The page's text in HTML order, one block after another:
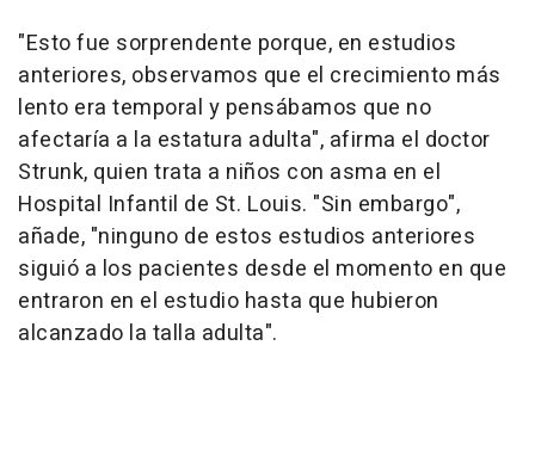
"Esto fue sorprendente porque, en estudios
anteriores, observamos que el crecimiento más
lento era temporal y pensábamos que no
afectaría a la estatura adulta", afirma el doctor
Strunk, quien trata a niños con asma en el
Hospital Infantil de St. Louis. "Sin embargo",
añade, "ninguno de estos estudios anteriores
siguió a los pacientes desde el momento en que
entraron en el estudio hasta que hubieron
alcanzado la talla adulta".